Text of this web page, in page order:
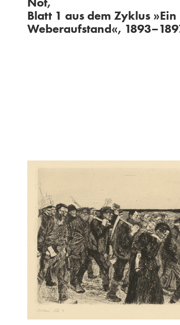
Blatt 1 aus dem Zyklus »Ein
Weberaufstand«,